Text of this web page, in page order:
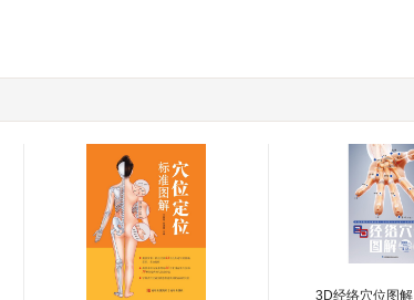
3D经络穴位图解